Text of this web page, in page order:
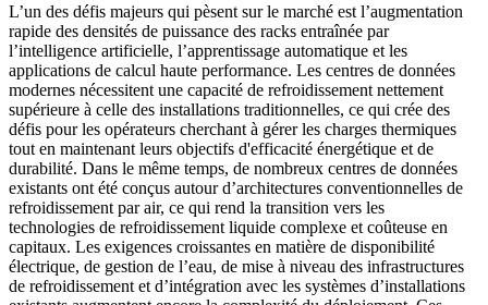
L’un des défis majeurs qui pèsent sur le marché est l’augmentation
rapide des densités de puissance des racks entraînée par
l’intelligence artificielle, l’apprentissage automatique et les
applications de calcul haute performance. Les centres de données
modernes nécessitent une capacité de refroidissement nettement
supérieure à celle des installations traditionnelles, ce qui crée des
défis pour les opérateurs cherchant à gérer les charges thermiques
tout en maintenant leurs objectifs d'efficacité énergétique et de
durabilité. Dans le même temps, de nombreux centres de données
existants ont été conçus autour d’architectures conventionnelles de
refroidissement par air, ce qui rend la transition vers les
technologies de refroidissement liquide complexe et coûteuse en
capitaux. Les exigences croissantes en matière de disponibilité
électrique, de gestion de l’eau, de mise à niveau des infrastructures
de refroidissement et d’intégration avec les systèmes d’installations